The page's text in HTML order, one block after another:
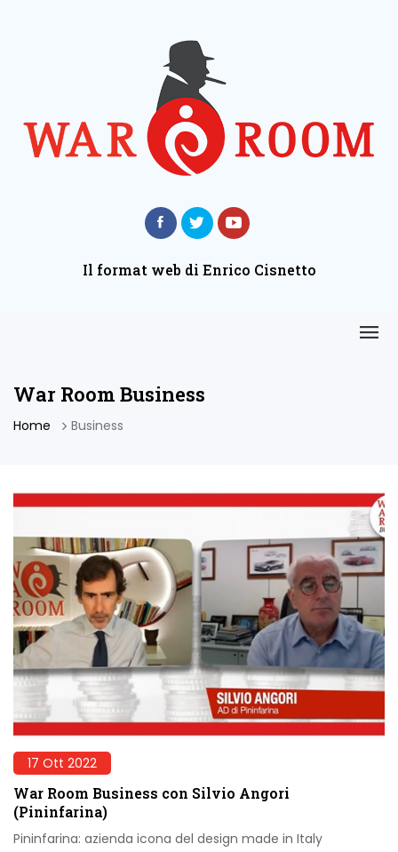
Il format web di Enrico Cisnetto
War Room Business
Home Business
17 Ott 2022
War Room Business con Silvio Angori
(Pininfarina)
Pininfarina: azienda icona del design made in Italy